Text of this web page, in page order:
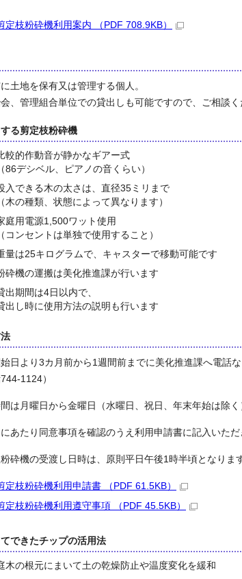
定枝粉砕機利用案内 （PDF 708.9KB）
土地を保有又は管理する個人。
会、管理組合単位での貸出しも可能ですので、ご相談く
る剪定枝粉砕機
較的作動音が静かなギアー式
（86デシベル、ピアノの音くらい）
入できる木の太さは、直径35ミリまで
（木の種類、状態によって異なります）
庭用電源1,500ワット使用
（コンセントは単独で使用すること）
量は25キログラムで、キャスターで移動可能です
砕機の運搬は美化推進課が行います
出期間は4日以内で、
出し時に使用方法の説明も行います
日より3カ月前から1週間前までに美化推進課へ電話な
744-1124）
は月曜日から金曜日（水曜日、祝日、年末年始は除
あたり同意事項を確認のうえ利用申請書に記入いただ
砕機の受渡し日時は、原則平日午後1時半頃となりま
定枝粉砕機利用申請書 （PDF 61.5KB）
定枝粉砕機利用遵守事項 （PDF 45.5KB）
できたチップの活用法
木の根元にまいて土の乾燥防止や温度変化を緩和